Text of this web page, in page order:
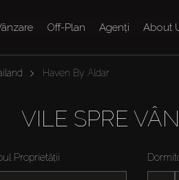
Off-Plan Agenți About
Haven By Aldar
VILE SPRE
Proprietății